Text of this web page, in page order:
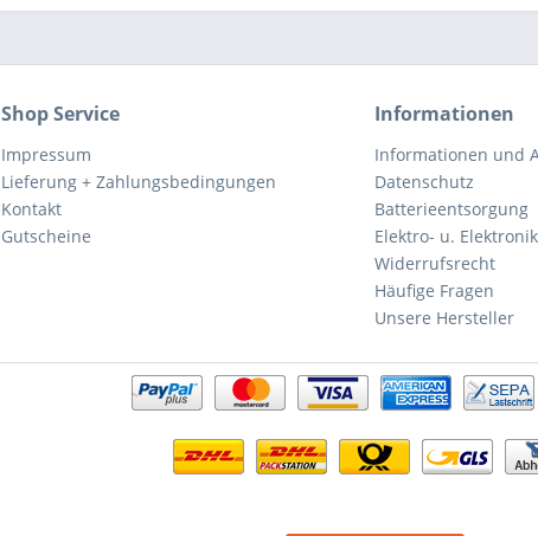
Shop Service
Impressum
Lieferung + Zahlungsbedingungen
Kontakt
Gutscheine
Informationen
Informationen und
Datenschutz
Batterieentsorgung
Elektro- u.
Widerrufsrecht
Häufige Fragen
Unsere Hersteller